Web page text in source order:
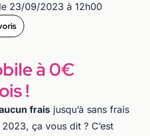
23/09/2023 à 12h00
à 0€
!
frais jusqu’à sans frais
ça vous dit ? C’est